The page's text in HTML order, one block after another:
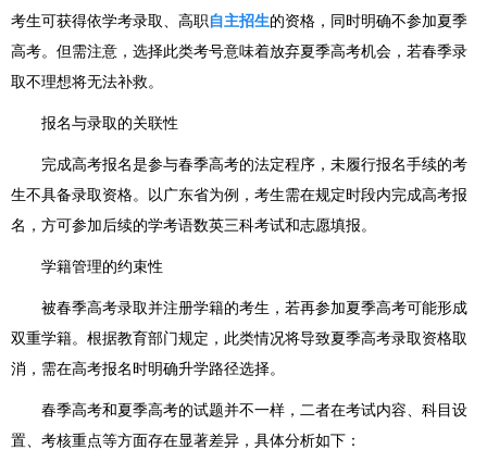
考生可获得依学考录取、高职自主招生的资格，同时明确不参加夏季
高考。但需注意，选择此类考号意味着放弃夏季高考机会，若春季录
取不理想将无法补救。
报名与录取的关联性
完成高考报名是参与春季高考的法定程序，未履行报名手续的考
生不具备录取资格。以广东省为例，考生需在规定时段内完成高考报
名，方可参加后续的学考语数英三科考试和志愿填报。
学籍管理的约束性
被春季高考录取并注册学籍的考生，若再参加夏季高考可能形成
双重学籍。根据教育部门规定，此类情况将导致夏季高考录取资格取
消，需在高考报名时明确升学路径选择。
春季高考和夏季高考的试题并不一样，二者在考试内容、科目设
置、考核重点等方面存在显著差异，具体分析如下：